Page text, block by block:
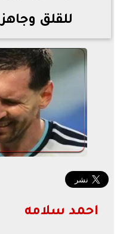
للقلق
احمد سلامه